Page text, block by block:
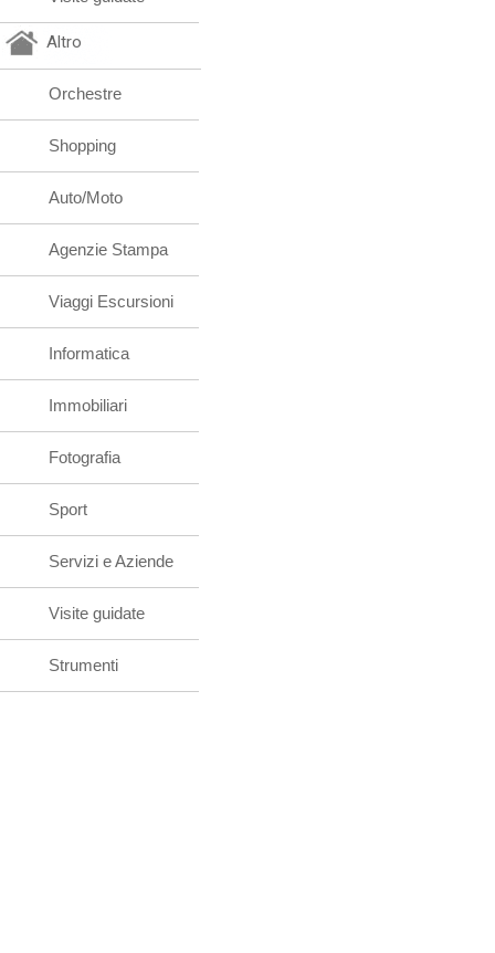
Altro
Orchestre
Shopping
Auto/Moto
Agenzie Stampa
Viaggi Escursioni
Informatica
Immobiliari
Fotografia
Sport
Servizi e Aziende
Visite guidate
Strumenti